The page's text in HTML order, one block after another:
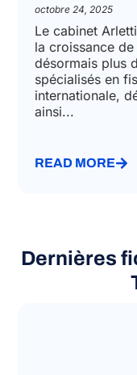
octobre 24, 2025
Le cabinet
la croissance
désormais plus
spécialisés en
internationale,
ainsi...
READ MORE
Dernières